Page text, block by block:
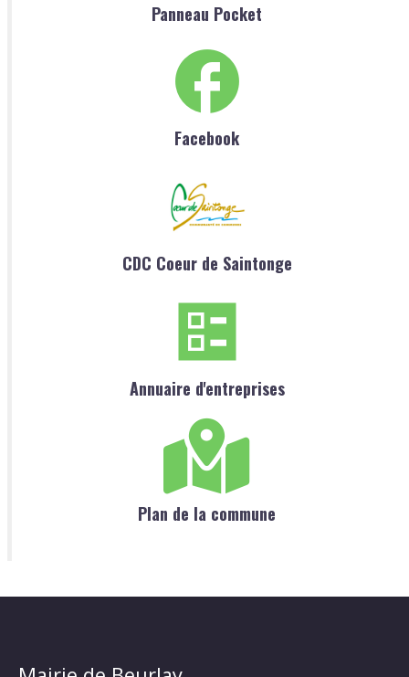
Panneau Pocket
Facebook
CDC Coeur de Saintonge
Annuaire d'entreprises
Plan de la commune